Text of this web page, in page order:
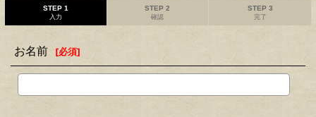
STEP 1
入力
STEP 2
確認
STEP 3
完了
お名前 [必須]